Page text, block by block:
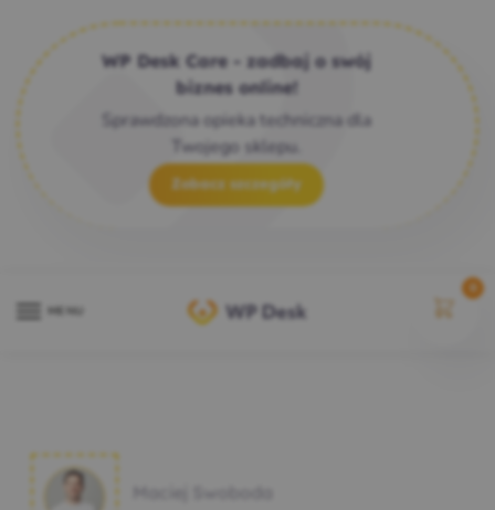
WP Desk Care - zadbaj o swój
biznes online!
Sprawdzona opieka techniczna dla
Twojego sklepu.
Zobacz szczegóły